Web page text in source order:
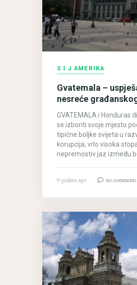
S I J AMERIKA
Gvatemala –
nesreće
GVATEMALA i Honduras
se izboriti svoje mjesto
tipične boljke svijeta u
korupcija, vrlo visoka
nepremostiv jaz između
9 godina ago no comments